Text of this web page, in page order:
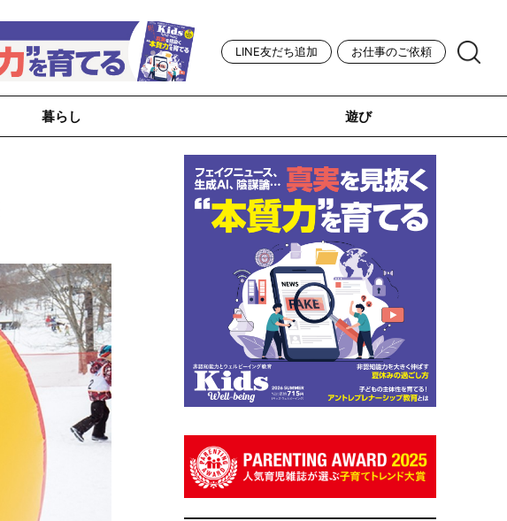
LINE友だち追加 お仕事のご依頼
暮らし 遊び